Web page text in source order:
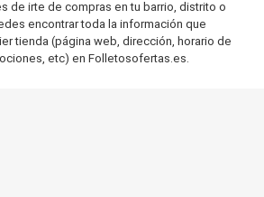
de irte de compras en tu barrio, distrito o
encontrar toda la información que
tienda (página web, dirección, horario de
etc) en Folletosofertas.es.